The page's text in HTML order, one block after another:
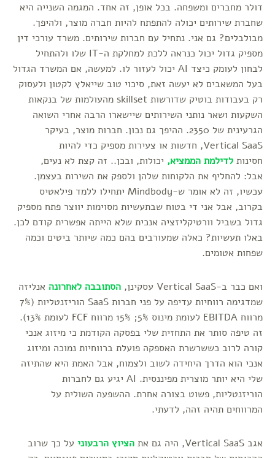
דולר מחברים ומשפחה. בכל אופן, זה אחד. המגמה השנייה היא
שחברת שירותים יכולה להתפתח להיות חברה מוצר, ולהיפך.
מבולבלים? גם אני. נתחיל עם חברות שירותים. משרד עורכי דין
מספיק גדול יכול כנראה ללכת למחלקת ה-IT שלו ולהתחיל
לבחון לעומק כיצד AI יכול לעזור לו. למעשה, אם המשרד הגדול
בעל המשאבים לא יעשה זאת, סיכוי טוב שייאלץ לקטון ולעסוק
רק בעבודות בוטיק שדורשות skillset מהעולמות של בנקאות
השקעות ושאר נותני השירותים שיישארו הרבה אחרי השואה
הגרעינית של 2350. ההיפך גם נכון. חברות מוצר, בעיקר
Vertical SaaS, חדשות או צעירות מספיק כדי להיות
חסינות לדילמת הממציא, יכולות, ובכן.. זה קצת לא נעים,
אבל: להחליף את הלקוחות שלהן ולספק את השירות בעצמן.
עכשיו, זה לא אומר ש-Mindbody יתחילו ללמד פילאטיס
בקרוב, אבל אני די בטוח שבתעשיות מסוימות יווצר פתח מספיק
גדול בשביל וורטיקליזציה אנכית שלא הייתה אפשרית קודם לכן.
באלו תעשיות? כאלה שמעורבים בהם כמה שיותר ביטים וכמה
שפחות אטומים.
ואם כבר ב-Vertical SaaS עסקינן, הסתובבה לאחרונה אנליזה
שמדגימה רווחיות עדיפה על פני חברות SaaS הוריזנטליות (7%
מרווח EBITDA לעומת מינוס 5%; 15% מרווח FCF לעומת 13%).
זה טיפה סותר את התחזית שלי בפסקה הקודמת כי מיזוג אנכי
קורה לרוב כששרשרת האספקה פועלת ברווחיות נמוכה ומיזוג
אנכי הוא הדרך היחידה לשוב ולצמוח, אבל האמת היא שהתיזה
שלי היא יותר מוצרית מפיננסית. AI יגיע גם לחברות
הוריזנטליות, פשוט בצורה אחרת. ההשפעה השולית על
המרווחים תהיה זהה, לדעתי.
אגב Vertical SaaS, היה גם את הציוץ הרבעוני על כך שרוב